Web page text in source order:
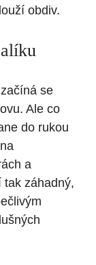
obdiv.
se
Ale co
do rukou
a
záhadný,